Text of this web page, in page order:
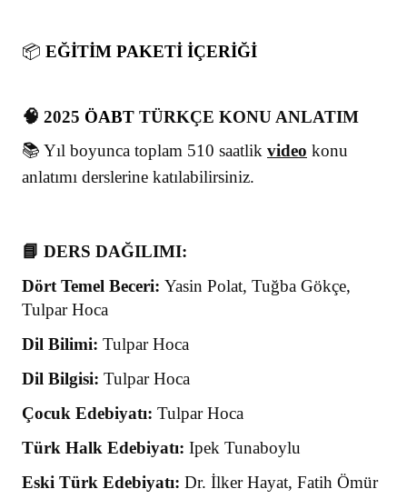
📦 EĞİTİM PAKETİ İÇERİĞİ
🧠 2025 ÖABT TÜRKÇE KONU ANLATIM
📚 Yıl boyunca toplam 510 saatlik video konu
anlatımı derslerine katılabilirsiniz.
📘 DERS DAĞILIMI:
Dört Temel Beceri: Yasin Polat, Tuğba Gökçe,
Tulpar Hoca
Dil Bilimi: Tulpar Hoca
Dil Bilgisi: Tulpar Hoca
Çocuk Edebiyatı: Tulpar Hoca
Türk Halk Edebiyatı: Ipek Tunaboylu
Eski Türk Edebiyatı: Dr. İlker Hayat, Fatih Ömür